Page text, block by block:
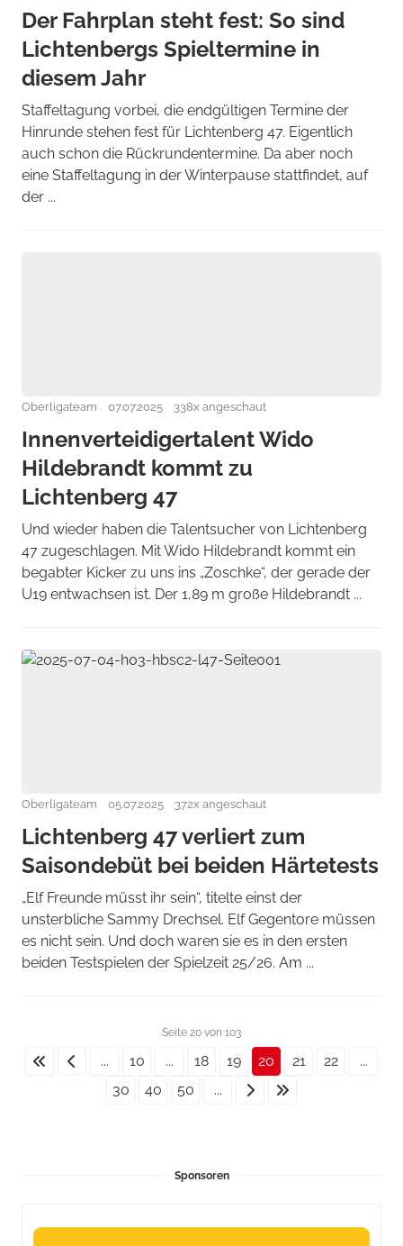
Der Fahrplan steht fest: So sind
Lichtenbergs Spieltermine in
diesem Jahr
Staffeltagung vorbei, die endgültigen Termine der
Hinrunde stehen fest für Lichtenberg 47. Eigentlich
auch schon die Rückrundentermine. Da aber noch
eine Staffeltagung in der Winterpause stattfindet, auf
der ...
Oberligateam 07.07.2025 338x angeschaut
Innenverteidigertalent Wido
Hildebrandt kommt zu
Lichtenberg 47
Und wieder haben die Talentsucher von Lichtenberg
47 zugeschlagen. Mit Wido Hildebrandt kommt ein
begabter Kicker zu uns ins „Zoschke“, der gerade der
U19 entwachsen ist. Der 1,89 m große Hildebrandt ...
Oberligateam 05.07.2025 372x angeschaut
Lichtenberg 47 verliert zum
Saisondebüt bei beiden Härtetests
„Elf Freunde müsst ihr sein“, titelte einst der
unsterbliche Sammy Drechsel. Elf Gegentore müssen
es nicht sein. Und doch waren sie es in den ersten
beiden Testspielen der Spielzeit 25/26. Am ...
Seite 20 von 103
... 10 ... 18 19 20 21 22
...
30
40 50 ...
Sponsoren